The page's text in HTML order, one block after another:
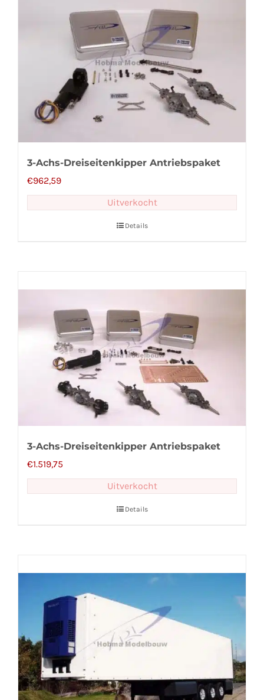
3-Achs-Dreiseitenkipper Antriebspaket
€962,59
Uitverkocht
Details
3-Achs-Dreiseitenkipper Antriebspaket
€1.519,75
Uitverkocht
Details